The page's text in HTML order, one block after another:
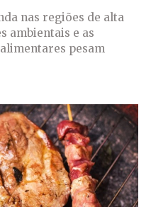
nas regiões de alta
ambientais e as
pesam